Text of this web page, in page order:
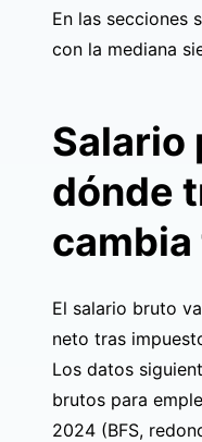
En las secciones
con la mediana
Salario
dónde
El salario bruto
neto tras
Los datos
brutos para
2024 (BFS,